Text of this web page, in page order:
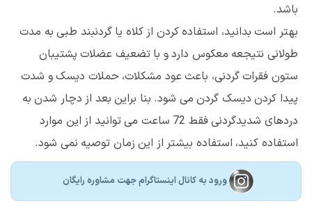
باشد.
بهتر است بدانید، استفاده کردن از کلاه یا گردنبند طبی به مدت
طولانی نتیجعه معکوس دارد و با تضعیف عضلات پشتیبان
ستون فقرات گردنی، باعث عود مشکلات، حملات دیسک و شدت
پیدا کردن دیسک گردن می شود. بنا براین بعد از دچار شدن به
دردهای شدیدگردنی فقط 72 ساعت می توانید از این موارد
استفاده کنید، استفاده بیشتر از این زمان توصیه نمی شود.
ورود به کانال اینستاگرام جهت مشاوره رایگان